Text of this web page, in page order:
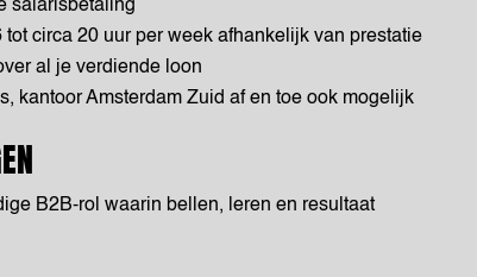
salarisbetaling
circa 20 uur per week afhankelijk van prestatie
al je verdiende loon
kantoor Amsterdam Zuid af en toe ook mogelijk
B2B-rol waarin bellen, leren en resultaat